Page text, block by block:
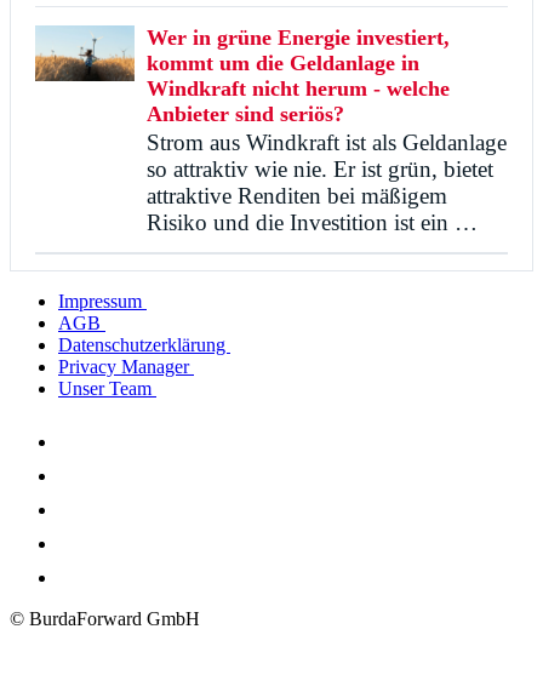
Wer in grüne Energie investiert,
kommt um die Geldanlage in
Windkraft nicht herum - welche
Anbieter sind seriös?
Strom aus Windkraft ist als Geldanlage
so attraktiv wie nie. Er ist grün, bietet
attraktive Renditen bei mäßigem
Risiko und die Investition ist ein …
Impressum
AGB
Datenschutzerklärung
Privacy Manager
Unser Team
© BurdaForward GmbH